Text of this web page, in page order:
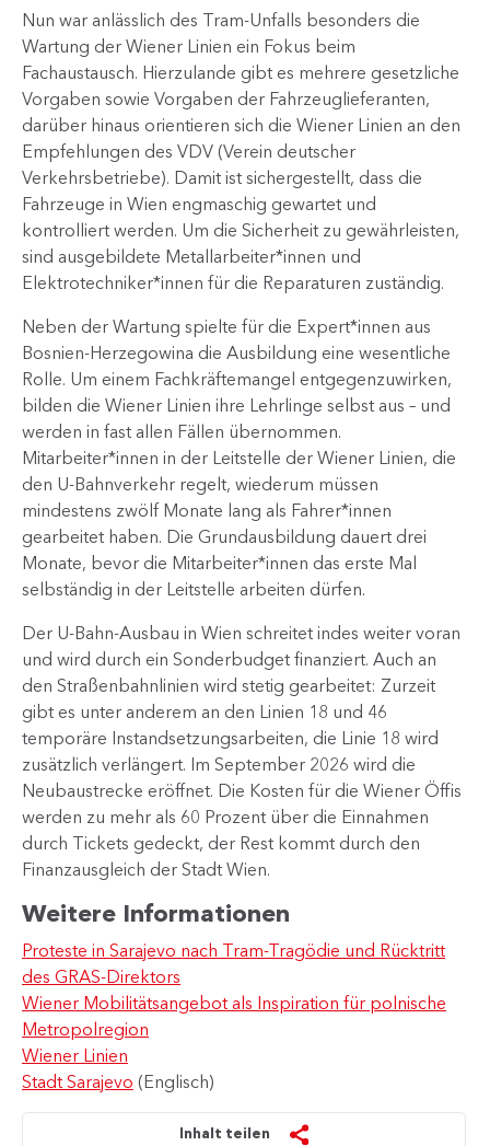
Nun war anlässlich des Tram-Unfalls besonders die
Wartung der Wiener Linien ein Fokus beim
Fachaustausch. Hierzulande gibt es mehrere gesetzliche
Vorgaben sowie Vorgaben der Fahrzeuglieferanten,
darüber hinaus orientieren sich die Wiener Linien an den
Empfehlungen des VDV (Verein deutscher
Verkehrsbetriebe). Damit ist sichergestellt, dass die
Fahrzeuge in Wien engmaschig gewartet und
kontrolliert werden. Um die Sicherheit zu gewährleisten,
sind ausgebildete Metallarbeiter*innen und
Elektrotechniker*innen für die Reparaturen zuständig.
Neben der Wartung spielte für die Expert*innen aus
Bosnien-Herzegowina die Ausbildung eine wesentliche
Rolle. Um einem Fachkräftemangel entgegenzuwirken,
bilden die Wiener Linien ihre Lehrlinge selbst aus – und
werden in fast allen Fällen übernommen.
Mitarbeiter*innen in der Leitstelle der Wiener Linien, die
den U-Bahnverkehr regelt, wiederum müssen
mindestens zwölf Monate lang als Fahrer*innen
gearbeitet haben. Die Grundausbildung dauert drei
Monate, bevor die Mitarbeiter*innen das erste Mal
selbständig in der Leitstelle arbeiten dürfen.
Der U-Bahn-Ausbau in Wien schreitet indes weiter voran
und wird durch ein Sonderbudget finanziert. Auch an
den Straßenbahnlinien wird stetig gearbeitet: Zurzeit
gibt es unter anderem an den Linien 18 und 46
temporäre Instandsetzungsarbeiten, die Linie 18 wird
zusätzlich verlängert. Im September 2026 wird die
Neubaustrecke eröffnet. Die Kosten für die Wiener Öffis
werden zu mehr als 60 Prozent über die Einnahmen
durch Tickets gedeckt, der Rest kommt durch den
Finanzausgleich der Stadt Wien.
Weitere Informationen
Proteste in Sarajevo nach Tram-Tragödie und Rücktritt
des GRAS-Direktors
Wiener Mobilitätsangebot als Inspiration für polnische
Metropolregion
Wiener Linien
Stadt Sarajevo (Englisch)
Inhalt teilen